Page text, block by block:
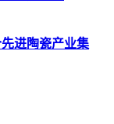
进陶瓷产业集